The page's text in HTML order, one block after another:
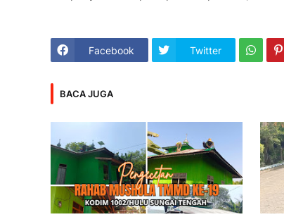
Facebook Twitter
BACA JUGA